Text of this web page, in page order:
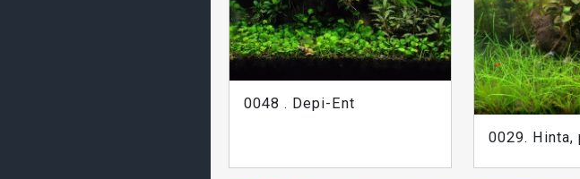
0048 . Depi-Ent
0029. Hinta,